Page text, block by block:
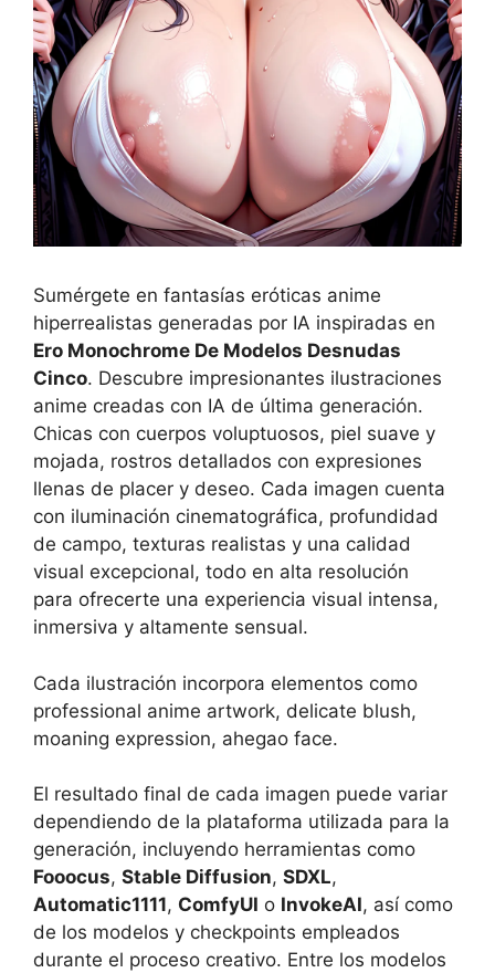
Sumérgete en fantasías eróticas anime
hiperrealistas generadas por IA inspiradas en
Ero Monochrome De Modelos Desnudas
Cinco. Descubre impresionantes ilustraciones
anime creadas con IA de última generación.
Chicas con cuerpos voluptuosos, piel suave y
mojada, rostros detallados con expresiones
llenas de placer y deseo. Cada imagen cuenta
con iluminación cinematográfica, profundidad
de campo, texturas realistas y una calidad
visual excepcional, todo en alta resolución
para ofrecerte una experiencia visual intensa,
inmersiva y altamente sensual.
Cada ilustración incorpora elementos como
professional anime artwork, delicate blush,
moaning expression, ahegao face.
El resultado final de cada imagen puede variar
dependiendo de la plataforma utilizada para la
generación, incluyendo herramientas como
Fooocus, Stable Diffusion, SDXL,
Automatic1111, ComfyUI o InvokeAI, así como
de los modelos y checkpoints empleados
durante el proceso creativo. Entre los modelos